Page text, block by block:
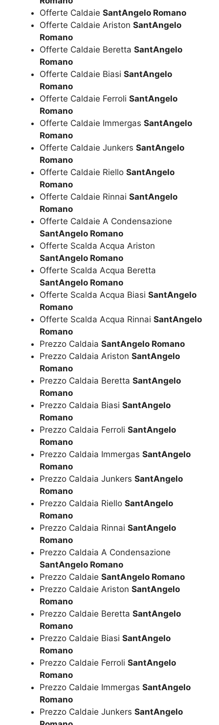
Offerte Caldaie SantAngelo Romano
Offerte Caldaie Ariston SantAngelo
Romano
Offerte Caldaie Beretta SantAngelo
Romano
Offerte Caldaie Biasi SantAngelo
Romano
Offerte Caldaie Ferroli SantAngelo
Romano
Offerte Caldaie Immergas SantAngelo
Romano
Offerte Caldaie Junkers SantAngelo
Romano
Offerte Caldaie Riello SantAngelo
Romano
Offerte Caldaie Rinnai SantAngelo
Romano
Offerte Caldaie A Condensazione
SantAngelo Romano
Offerte Scalda Acqua Ariston
SantAngelo Romano
Offerte Scalda Acqua Beretta
SantAngelo Romano
Offerte Scalda Acqua Biasi SantAngelo
Romano
Offerte Scalda Acqua Rinnai SantAngelo
Romano
Prezzo Caldaia SantAngelo Romano
Prezzo Caldaia Ariston SantAngelo
Romano
Prezzo Caldaia Beretta SantAngelo
Romano
Prezzo Caldaia Biasi SantAngelo
Romano
Prezzo Caldaia Ferroli SantAngelo
Romano
Prezzo Caldaia Immergas SantAngelo
Romano
Prezzo Caldaia Junkers SantAngelo
Romano
Prezzo Caldaia Riello SantAngelo
Romano
Prezzo Caldaia Rinnai SantAngelo
Romano
Prezzo Caldaia A Condensazione
SantAngelo Romano
Prezzo Caldaie SantAngelo Romano
Prezzo Caldaie Ariston SantAngelo
Romano
Prezzo Caldaie Beretta SantAngelo
Romano
Prezzo Caldaie Biasi SantAngelo
Romano
Prezzo Caldaie Ferroli SantAngelo
Romano
Prezzo Caldaie Immergas SantAngelo
Romano
Prezzo Caldaie Junkers SantAngelo